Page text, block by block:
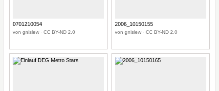
0701210054
von gnislew · CC BY-ND 2.0
2006_10150155
von gnislew · CC BY-ND 2.0